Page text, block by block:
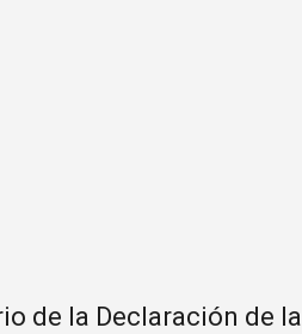
de la Declaración de la